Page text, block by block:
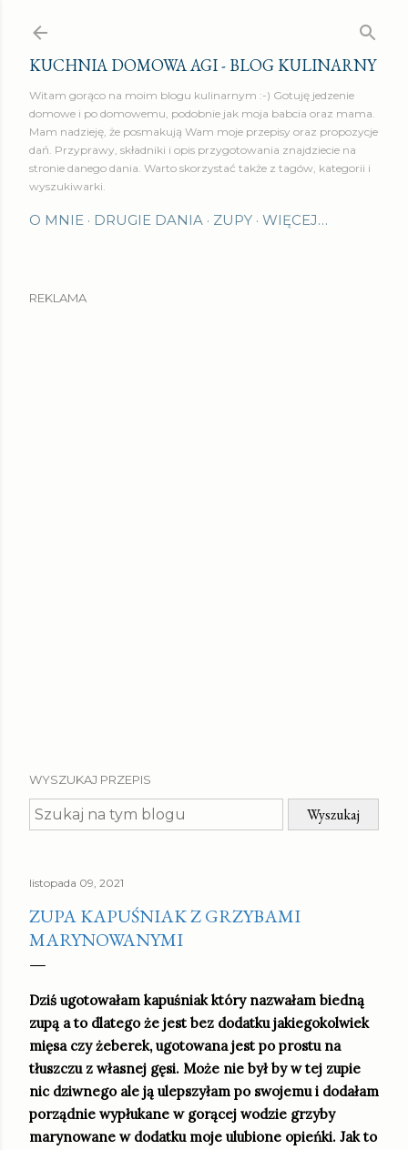
KUCHNIA DOMOWA AGI - BLOG KULINARNY
Witam gorąco na moim blogu kulinarnym :-) Gotuję jedzenie
domowe i po domowemu, podobnie jak moja babcia oraz mama.
Mam nadzieję, że posmakują Wam moje przepisy oraz propozycje
dań. Przyprawy, składniki i opis przygotowania znajdziecie na
stronie danego dania. Warto skorzystać także z tagów, kategorii i
wyszukiwarki.
O MNIE DRUGIE DANIA ZUPY WIĘCEJ…
REKLAMA
WYSZUKAJ PRZEPIS
listopada 09, 2021
ZUPA KAPUŚNIAK Z GRZYBAMI
MARYNOWANYMI
Dziś ugotowałam kapuśniak który nazwałam biedną
zupą a to dlatego że jest bez dodatku jakiegokolwiek
mięsa czy żeberek, ugotowana jest po prostu na
tłuszczu z własnej gęsi. Może nie był by w tej zupie
nic dziwnego ale ją ulepszyłam po swojemu i dodałam
porządnie wypłukane w gorącej wodzie grzyby
marynowane w dodatku moje ulubione opieńki. Jak to